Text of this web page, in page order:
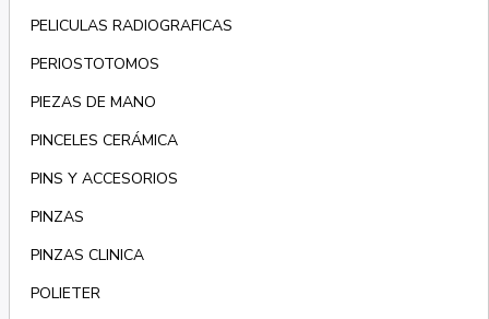
PELICULAS RADIOGRAFICAS
PERIOSTOTOMOS
PIEZAS DE MANO
PINCELES CERÁMICA
PINS Y ACCESORIOS
PINZAS
PINZAS CLINICA
POLIETER